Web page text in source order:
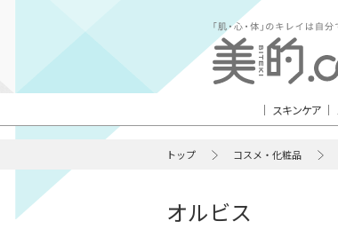
スキンケア
トップ コスメ・化粧品
オルビス